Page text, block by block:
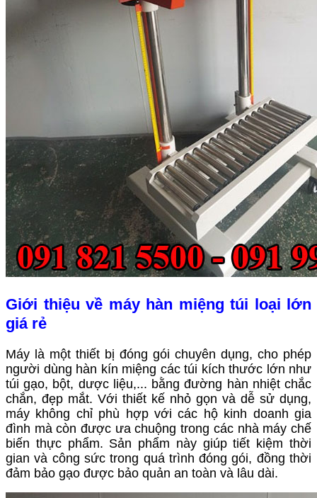
Giới thiệu về máy hàn miệng túi loại lớn
giá rẻ
Máy là một thiết bị đóng gói chuyên dụng, cho phép
người dùng hàn kín miệng các túi kích thước lớn như
túi gạo, bột, dược liệu,... bằng đường hàn nhiệt chắc
chắn, đẹp mắt. Với thiết kế nhỏ gọn và dễ sử dụng,
máy không chỉ phù hợp với các hộ kinh doanh gia
đình mà còn được ưa chuộng trong các nhà máy chế
biến thực phẩm. Sản phẩm này giúp tiết kiệm thời
gian và công sức trong quá trình đóng gói, đồng thời
đảm bảo gạo được bảo quản an toàn và lâu dài.